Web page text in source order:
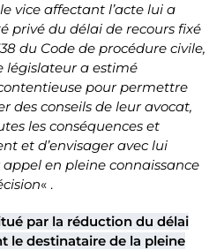
vice affectant l’acte lui a
privé du délai de recours fixé
du Code de procédure civile,
législateur a estimé
pour permettre
des conseils de leur avocat,
les conséquences et
et d’envisager avec lui
en pleine connaissance
« .
par la réduction du délai
le destinataire de la pleine